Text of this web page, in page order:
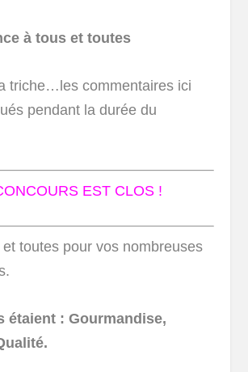
à tous et toutes
triche…les commentaires ici
pendant la durée du
EST CLOS !
toutes pour vos nombreuses
étaient : Gourmandise,